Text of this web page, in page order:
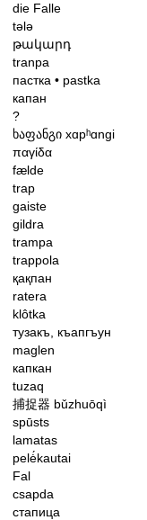
die Falle
tələ
թակարդ
tranpa
пастка• pastka
капан
?
ხაფანგიxɑpʰɑngi
παγίδα
fælde
trap
gaiste
gildra
trampa
trappola
қақпан
ratera
klôtka
тузакъ, къапгъун
maglen
капкан
tuzaq
捕捉器 bǔzhuōqì
spūsts
lamatas
pelė́kautai
Fal
csapda
стапица